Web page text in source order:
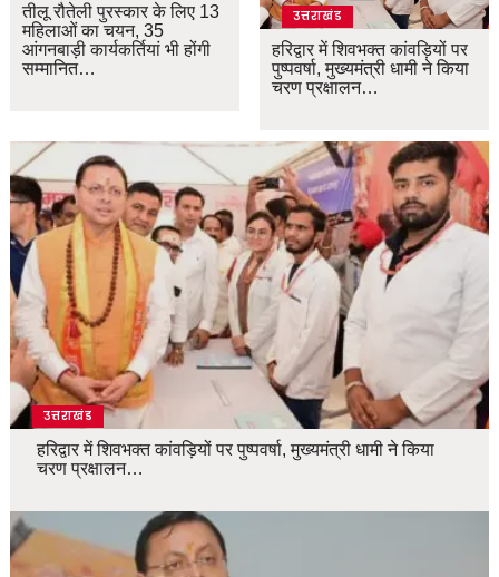
तीलू रौतेली पुरस्कार के लिए 13
महिलाओं का चयन, 35
आंगनबाड़ी कार्यकर्तियां भी होंगी
सम्मानित…
उत्तराखंड
हरिद्वार में शिवभक्त कांवड़ियों पर
पुष्पवर्षा, मुख्यमंत्री धामी ने किया
चरण प्रक्षालन…
उत्तराखंड
हरिद्वार में शिवभक्त कांवड़ियों पर पुष्पवर्षा, मुख्यमंत्री धामी ने किया
चरण प्रक्षालन…